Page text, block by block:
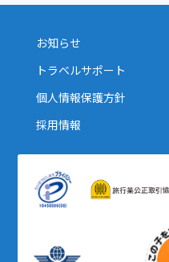
お知らせ
トラベルサポート
個人情報保護方針
採用情報